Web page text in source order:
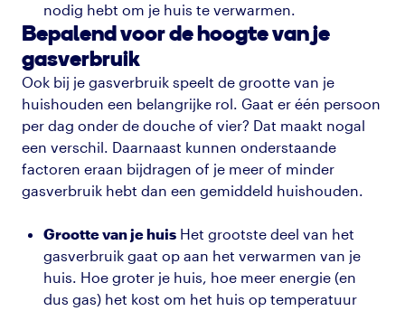
nodig hebt om je huis te verwarmen.
Bepalend voor de hoogte van je
gasverbruik
Ook bij je gasverbruik speelt de grootte van je
huishouden een belangrijke rol. Gaat er één persoon
per dag onder de douche of vier? Dat maakt nogal
een verschil. Daarnaast kunnen onderstaande
factoren eraan bijdragen of je meer of minder
gasverbruik hebt dan een gemiddeld huishouden.
Grootte van je huis Het grootste deel van het
gasverbruik gaat op aan het verwarmen van je
huis. Hoe groter je huis, hoe meer energie (en
dus gas) het kost om het huis op temperatuur